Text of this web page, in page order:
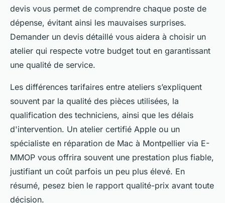
devis vous permet de comprendre chaque poste de
dépense, évitant ainsi les mauvaises surprises.
Demander un devis détaillé vous aidera à choisir un
atelier qui respecte votre budget tout en garantissant
une qualité de service.
Les différences tarifaires entre ateliers s’expliquent
souvent par la qualité des pièces utilisées, la
qualification des techniciens, ainsi que les délais
d'intervention. Un atelier certifié Apple ou un
spécialiste en réparation de Mac à Montpellier via E-
MMOP vous offrira souvent une prestation plus fiable,
justifiant un coût parfois un peu plus élevé. En
résumé, pesez bien le rapport qualité-prix avant toute
décision.